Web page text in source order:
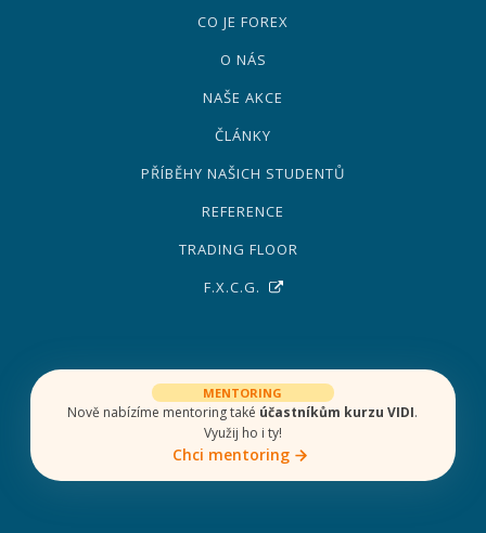
CO JE FOREX
O NÁS
NAŠE AKCE
ČLÁNKY
PŘÍBĚHY NAŠICH STUDENTŮ
REFERENCE
TRADING FLOOR
F.X.C.G.
MENTORING
Nově nabízíme mentoring také účastníkům kurzu VIDI.
Využij ho i ty!
Chci mentoring